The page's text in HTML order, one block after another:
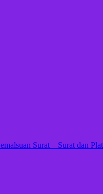
Surat – Surat dan